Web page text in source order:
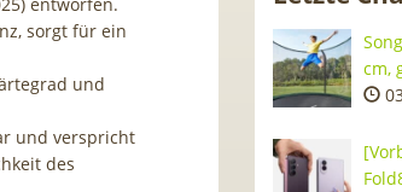
sorgt für ein
und
und verspricht
des
cm,